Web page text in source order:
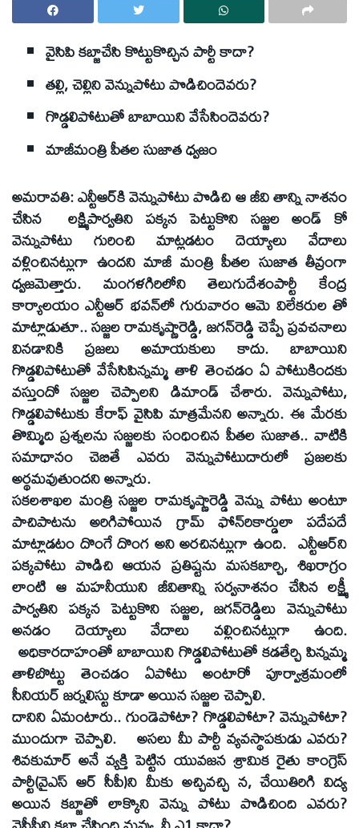
వైసిపి కబ్జాచేసి కొట్టుకొచ్చిన పార్టీ కాదా?
తల్లి, చెల్లిని వెన్నుపోటు పొడిచిందెవరు?
గొడ్డలిపోటుతో బాబాయిని వేసేసిందెవరు?
మాజీమంత్రి పీతల సుజాత ధ్వజం
అమరావతి: ఎన్టీఆర్‌కి వెన్నుపోటు పొడిచి ఆ జీవి తాన్ని నాశనం
చేసిన లక్ష్మిపార్వతిని పక్కన పెట్టుకొని సజ్జల అండ్‌ కో
వెన్నుపోటు గురించి మాట్లడటం దెయ్యాలు వేదాలు
వళ్లించినట్లుగా ఉందని మాజీ మంత్రి పీతల సుజాత తీవ్రంగా
ధ్వజమెత్తారు. మంగళగిరిలోని తెలుగుదేశంపార్టీ కేంద్ర
కార్యాలయం ఎన్టీఆర్‌ భవన్‌లో గురువారం ఆమె విలేకరుల తో
మాట్లాడుతూ.. సజ్జల రామకృష్ణారెడ్డి, జగన్‌రెడ్డి చెప్పే ప్రవచనాలు
వినడానికి ప్రజలు అమాయకులు కాదు. బాబాయిని
గొడ్డలిపోటుతో వేసేసిపిన్నమ్మ తాళి తెంచడం ఏ పోటుకిందకు
వస్తుందో సజ్జల చెప్పాలని డిమాండ్‌ చేశారు. వెన్నుపోటు,
గొడ్డలిపోటుకు కేరాఫ్‌ వైసిపి మాత్రమేనని అన్నారు. ఈ మేరకు
తొమ్మిది ప్రశ్నలను సజ్జలకు సంధించిన పీతల సుజాత.. వాటికి
సమాధానం చెబితే ఎవరు వెన్నుపోటుదారులో ప్రజలకు
అర్థమవుతుందని అన్నారు.
సకలశాఖల మంత్రి సజ్జల రామకృష్ణారెడ్డి వెన్ను పోటు అంటూ
పాచిపాటను అరిగిపోయిన గ్రామ్‌ ఫోన్‌రికార్డులా పదేపదే
మాట్లాడటం దొంగే దొంగ అని అరచినట్లుగా ఉంది. ఎన్టీఆర్‌ని
పక్కపోటు పొడిచి ఆయన ప్రతిష్టను మసకబార్చి, శిఖరాగ్రం
లాంటి ఆ మహనీయుని జీవితాన్ని సర్వనాశనం చేసిన లక్ష్మీ
పార్వతిని పక్కన పెట్టుకొని సజ్జల, జగన్‌రెడ్డిలు వెన్నుపోటు
అనడం దెయ్యాలు వేదాలు వల్లించినట్లుగా ఉంది.
అధికారదాహంతో బాబాయిని గొడ్డలిపోటుతో కడతేర్చి పిన్నమ్మ
తాళిబొట్టు తెంచడం ఏపోటు అంటారో పూర్వాశ్రమంలో
సీనియర్‌ జర్నలిస్టు కూడా అయిన సజ్జల చెప్పాలి.
దానిని ఏమంటారు.. గుండెపోటా? గొడ్డలిపోటా? వెన్నుపోటా?
ముందుగా చెప్పాలి. అసలు మీ పార్టీ వ్యవస్థాపకుడు ఎవరు?
శివకుమార్‌ అనే వ్యక్తి పెట్టిన యువజన శ్రామిక రైతు కాంగ్రెస్‌
పార్టీ(వైఎస్‌ ఆర్‌ సీపీ)ని మీకు అచ్చివచ్చి న, చేయితిరిగి విద్య
అయిన కబ్జాతో లాక్కొని వెన్ను పోటు పొడిచింది ఎవరు?